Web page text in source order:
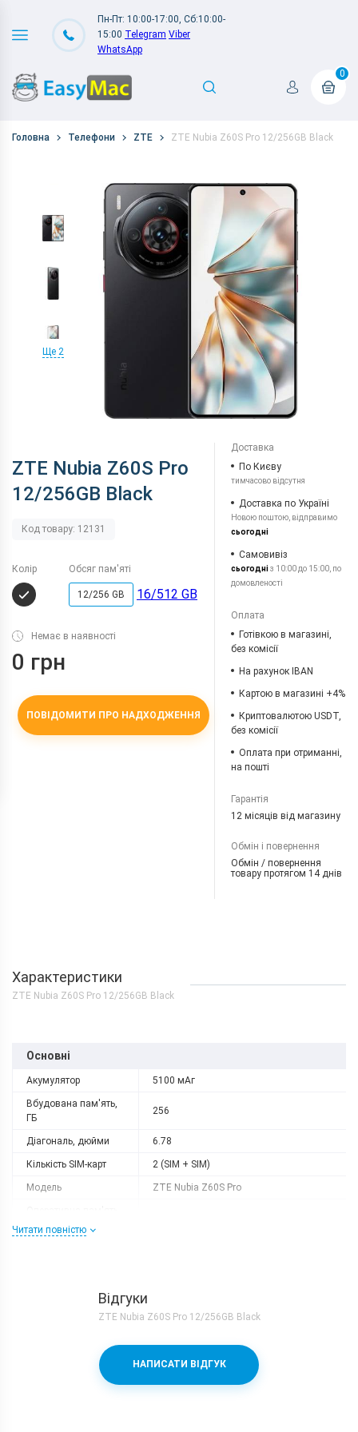
Пн-Пт: 10:00-17:00, Сб:10:00-
15:00 Telegram Viber
WhatsApp
0
Головна Телефони ZTE ZTE Nubia Z60S Pro 12/256GB Black
Ще 2
ZTE Nubia Z60S Pro
12/256GB Black
Код товару: 12131
Колір Обсяг пам'яті
12/256 GB 16/512 GB
Немає в наявності
0 грн
ПОВІДОМИТИ ПРО НАДХОДЖЕННЯ
Доставка
По Києву
тимчасово відсутня
Доставка по Україні
Новою поштою, відправимо
сьогодні
Самовивіз
сьогодніз 10:00 до 15:00, по
домовленості
Оплата
Готівкою в магазині,
без комісії
На рахунок IBAN
Картою в магазині +4%
Криптовалютою USDT,
без комісії
Оплата при отриманні,
на пошті
Гарантія
12 місяців від магазину
Обмін і повернення
Обмін / повернення
товару протягом 14 днів
Характеристики
ZTE Nubia Z60S Pro 12/256GB Black
Основні
Акумулятор 5100 мАг
Вбудована пам'ять,
ГБ
256
Діагональ, дюйми 6.78
Кількість SIM-карт 2 (SIM + SIM)
Модель ZTE Nubia Z60S Pro
ГБ
8
Qualcomm Snapdragon 8 Gen 2 +
Читати повністю
Відгуки
ZTE Nubia Z60S Pro 12/256GB Black
НАПИСАТИ ВІДГУК